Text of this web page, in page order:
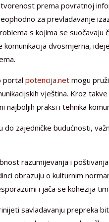
prema povratnoj
za prevladavanje
s kojima se suočavaju
dvosmjerna,
portalpotencija.net mogu
vještina. Kroz
najboljih praksi i tehnika
zajedničke budućnosti,
razumijevanja i
obrazuju o kulturnim
i jača se kohezija
savladavanju prepreka